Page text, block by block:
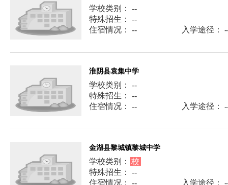
学校类别： --
特殊招生： --
住宿情况： --
入学途径：
淮阴县袁集中学
学校类别： --
特殊招生： --
住宿情况： --
入学途径：
金湖县黎城镇黎城中学
学校类别： 校
特殊招生： --
住宿情况： --
入学途径：